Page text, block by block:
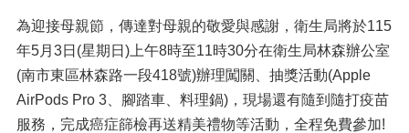
為迎接母親節，傳達對母親的敬愛與感謝，衛生局將於115
年5月3日(星期日)上午8時至11時30分在衛生局林森辦公室
(南市東區林森路一段418號)辦理闖關、抽獎活動(Apple
AirPods Pro 3、腳踏車、料理鍋)，現場還有隨到隨打疫苗
服務，完成癌症篩檢再送精美禮物等活動，全程免費參加!